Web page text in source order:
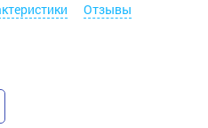
Отзывы